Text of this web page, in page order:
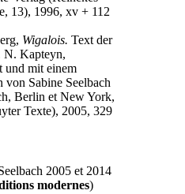
13), 1996, xv + 112
Wigalois. Text der
N. Kapteyn,
und mit einem
von Sabine Seelbach
Berlin et New York,
Texte), 2005, 329
2005 et 2014
modernes)